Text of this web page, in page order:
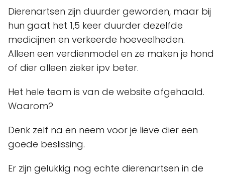
Dierenartsen zijn duurder geworden, maar bij
hun gaat het 1,5 keer duurder dezelfde
medicijnen en verkeerde hoeveelheden.
Alleen een verdienmodel en ze maken je hond
of dier alleen zieker ipv beter.
Het hele team is van de website afgehaald.
Waarom?
Denk zelf na en neem voor je lieve dier een
goede beslissing.
Er zijn gelukkig nog echte dierenartsen in de